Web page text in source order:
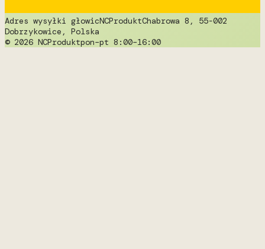
Adres wysyłki głowicNCProduktChabrowa 8, 55-002
Dobrzykowice, Polska
© 2026 NCProduktpon–pt 8:00–16:00